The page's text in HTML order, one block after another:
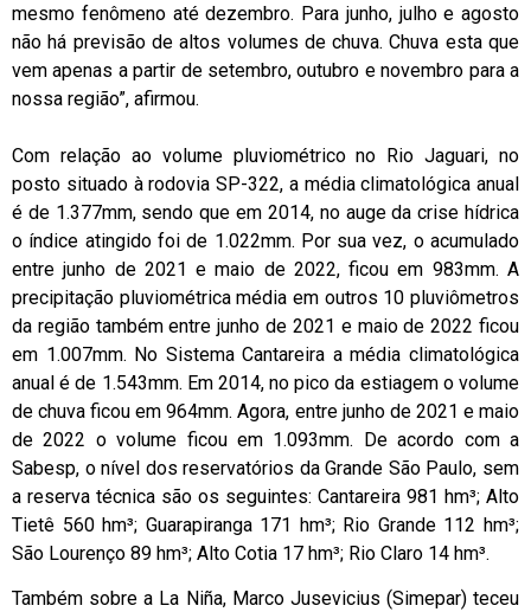
mesmo fenômeno até dezembro. Para junho, julho e agosto
não há previsão de altos volumes de chuva. Chuva esta que
vem apenas a partir de setembro, outubro e novembro para a
nossa região”, afirmou.
Com relação ao volume pluviométrico no Rio Jaguari, no
posto situado à rodovia SP-322, a média climatológica anual
é de 1.377mm, sendo que em 2014, no auge da crise hídrica
o índice atingido foi de 1.022mm. Por sua vez, o acumulado
entre junho de 2021 e maio de 2022, ficou em 983mm. A
precipitação pluviométrica média em outros 10 pluviômetros
da região também entre junho de 2021 e maio de 2022 ficou
em 1.007mm. No Sistema Cantareira a média climatológica
anual é de 1.543mm. Em 2014, no pico da estiagem o volume
de chuva ficou em 964mm. Agora, entre junho de 2021 e maio
de 2022 o volume ficou em 1.093mm. De acordo com a
Sabesp, o nível dos reservatórios da Grande São Paulo, sem
a reserva técnica são os seguintes: Cantareira 981 hm³; Alto
Tietê 560 hm³; Guarapiranga 171 hm³; Rio Grande 112 hm³;
São Lourenço 89 hm³; Alto Cotia 17 hm³; Rio Claro 14 hm³.
Também sobre a La Niña, Marco Jusevicius (Simepar) teceu